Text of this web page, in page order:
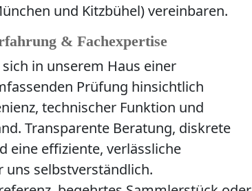
und Kitzbühel) vereinbaren.
& Fachexpertise
in unserem Haus einer
Prüfung hinsichtlich
technischer Funktion und
Transparente Beratung, diskrete
eine effiziente, verlässliche
selbstverständlich.